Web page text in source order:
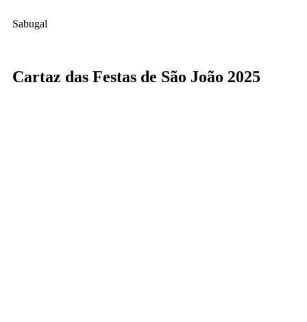
Sabugal
Cartaz das Festas de São João 2025